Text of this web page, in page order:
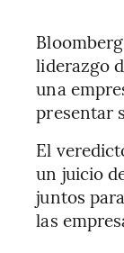
liderazgo
una
presentar
El
un juicio
juntos
las